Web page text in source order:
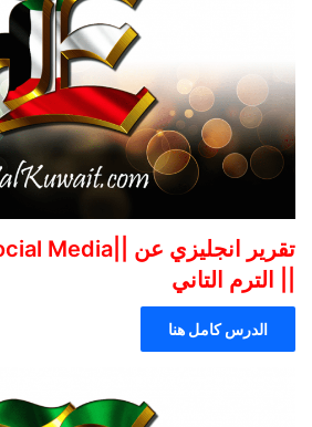
|| الترم التاني
الدرس كامل هنا